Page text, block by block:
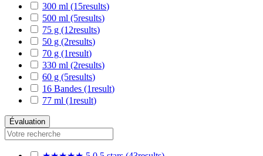
300 ml (15results)
500 ml (5results)
75 g (12results)
50 g (2results)
70 g (1result)
330 ml (2results)
60 g (5results)
16 Bandes (1result)
77 ml (1result)
Évaluation